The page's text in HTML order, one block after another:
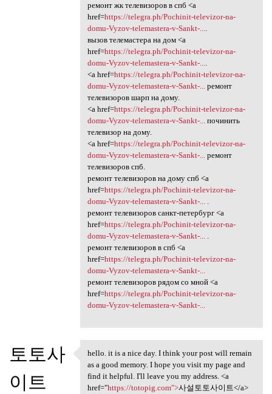
ремонт жк телевизоров в спб <a
href=https://telegra.ph/Pochinit-televizor-na-
domu-Vyzov-telemastera-v-Sankt-....
вызов телемастера на дом <a
href=https://telegra.ph/Pochinit-televizor-na-
domu-Vyzov-telemastera-v-Sankt-....
<a href=https://telegra.ph/Pochinit-televizor-na-
domu-Vyzov-telemastera-v-Sankt-...ремонт
телевизоров шарп на дому.
<a href=https://telegra.ph/Pochinit-televizor-na-
domu-Vyzov-telemastera-v-Sankt-...починить
телевизор на дому.
<a href=https://telegra.ph/Pochinit-televizor-na-
domu-Vyzov-telemastera-v-Sankt-...ремонт
телевизоров спб.
ремонт телевизоров на дому спб <a
href=https://telegra.ph/Pochinit-televizor-na-
domu-Vyzov-telemastera-v-Sankt-....
ремонт телевизоров санкт-петербург <a
href=https://telegra.ph/Pochinit-televizor-na-
domu-Vyzov-telemastera-v-Sankt-....
ремонт телевизоров в спб <a
href=https://telegra.ph/Pochinit-televizor-na-
domu-Vyzov-telemastera-v-Sankt-...
ремонт телевизоров рядом со мной <a
href=https://telegra.ph/Pochinit-televizor-na-
domu-Vyzov-telemastera-v-Sankt-...
토토사
이트
hello. it is a nice day. I
hello. it is a nice day. I think your post will remain
as a good memory. I hope you visit my page and
find it helpful. I'll leave you my address. <a
href="https://totopig.com">사설토토사이트</a>